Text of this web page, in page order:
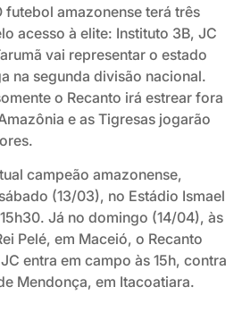
futebol amazonense terá três
acesso à elite: Instituto 3B, JC
vai representar o estado
na segunda divisão nacional.
o Recanto irá estrear fora
e as Tigresas jogarão
campeão amazonense,
(13/03), no Estádio Ismael
Já no domingo (14/04), às
Pelé, em Maceió, o Recanto
entra em campo às 15h, contra
Mendonça, em Itacoatiara.